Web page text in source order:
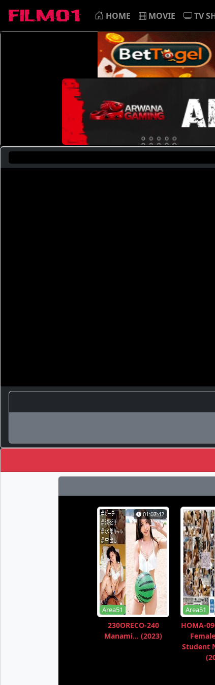
HOME MOVIE TV
Saat
01:07:42
Area51
230ORECO-240
Manami... (2023)
Area51
HOMA-
Student